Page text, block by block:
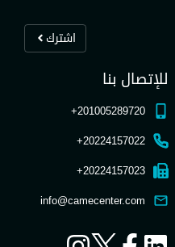
اشترك
للإتصال بنا
201005289720+
20224157022+
20224157023+
info@camecenter.com